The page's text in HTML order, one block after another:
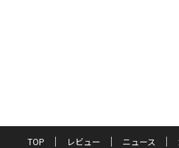
TOP レビュー ニュース